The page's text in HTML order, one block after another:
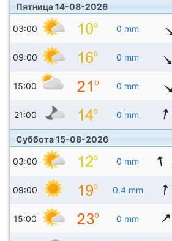
Пятница 14-08-2026
03:00 0 mm
09:00 0 mm
15:00 0 mm
21:00 0 mm
Суббота 15-08-2026
03:00 0 mm
09:00 0.4 mm
15:00 0 mm